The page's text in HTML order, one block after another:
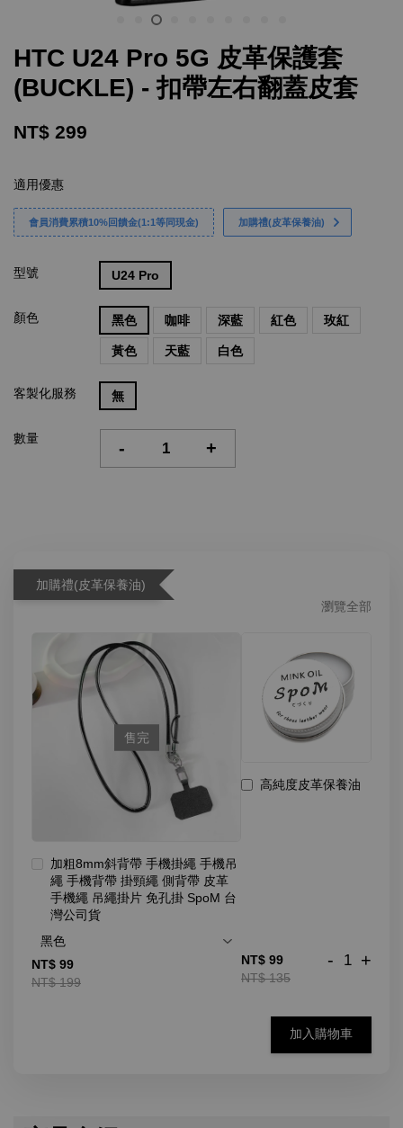
HTC U24 Pro 5G 皮革保護套
(BUCKLE) - 扣帶左右翻蓋皮套
NT$ 299
適用優惠
會員消費累積10%回饋金(1:1等同現金) 加購禮(皮革保養油)
型號 U24 Pro
顏色 黑色 咖啡 深藍 紅色 玫紅
黃色 天藍 白色
客製化服務 無
數量 - +
加購禮(皮革保養油)
瀏覽全部
售完
加粗8mm斜背帶 手機掛繩 手機吊
繩 手機背帶 掛頸繩 側背帶 皮革
手機繩 吊繩掛片 免孔掛 SpoM 台
灣公司貨
NT$ 99
NT$ 199
高純度皮革保養油
NT$ 99
NT$ 135
- +
加入購物車